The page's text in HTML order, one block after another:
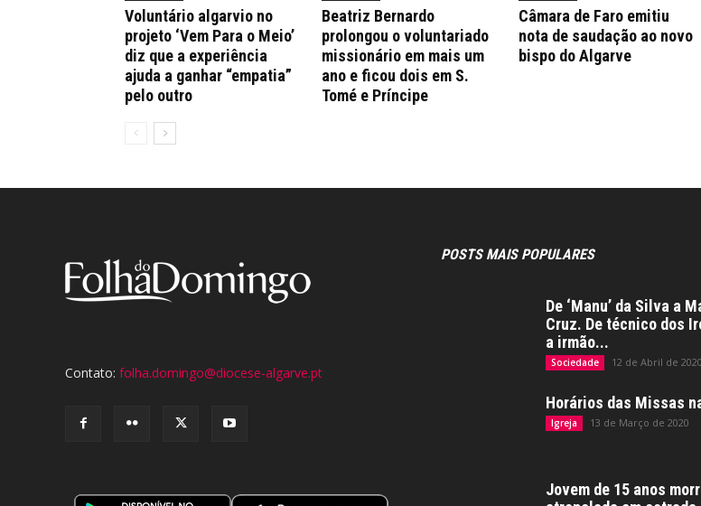
Voluntário algarvio no
projeto ‘Vem Para o Meio’
diz que a experiência
ajuda a ganhar “empatia”
pelo outro
Beatriz Bernardo
prolongou o voluntariado
missionário em mais um
ano e ficou dois em S.
Tomé e Príncipe
Câmara de Faro emitiu
nota de saudação ao novo
bispo do Algarve
Contato: folha.domingo@diocese-algarve.pt
POSTS MAIS POPULARES
De ‘Manu’ da Silva a
Cruz. De técnico dos
a irmão...
Sociedade 12 de Abril de 2020
Horários das Missas
Igreja 13 de Março de 2020
Jovem de 15 anos